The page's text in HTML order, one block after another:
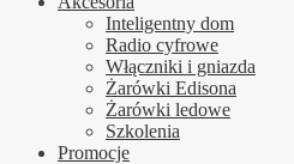
Inteligentny dom
Radio cyfrowe
Włączniki i gniazda
Żarówki Edisona
Żarówki ledowe
Szkolenia
Promocje